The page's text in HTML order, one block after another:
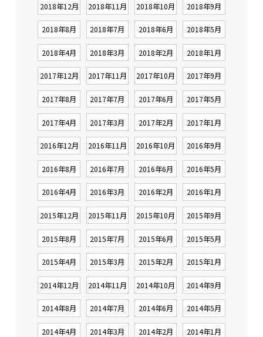
2018年12月 2018年11月 2018年10月 2018年9月
2018年8月 2018年7月 2018年6月 2018年5月
2018年4月 2018年3月 2018年2月 2018年1月
2017年12月 2017年11月 2017年10月 2017年9月
2017年8月 2017年7月 2017年6月 2017年5月
2017年4月 2017年3月 2017年2月 2017年1月
2016年12月 2016年11月 2016年10月 2016年9月
2016年8月 2016年7月 2016年6月 2016年5月
2016年4月 2016年3月 2016年2月 2016年1月
2015年12月 2015年11月 2015年10月 2015年9月
2015年8月 2015年7月 2015年6月 2015年5月
2015年4月 2015年3月 2015年2月 2015年1月
2014年12月 2014年11月 2014年10月 2014年9月
2014年8月 2014年7月 2014年6月 2014年5月
2014年4月 2014年3月 2014年2月 2014年1月